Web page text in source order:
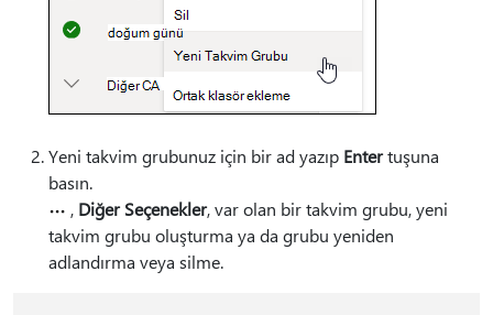
Yeni takvim grubunuz için bir ad yazıp Entertuşuna
basın.
, Diğer Seçenekler, var olan bir takvim grubu, yeni
takvim grubu oluşturma ya da grubu yeniden
adlandırma veya silme.